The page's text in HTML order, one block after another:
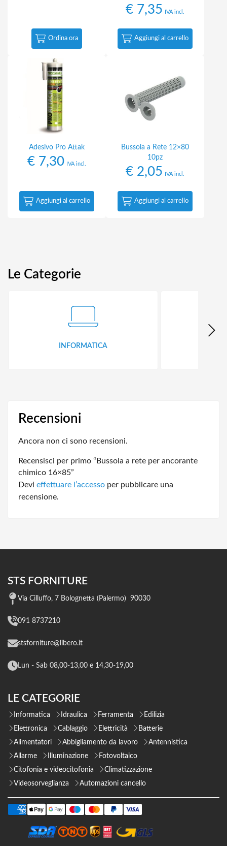
Ordina ora
€ 7,35 IVA incl.
Aggiungi al carrello
Adesivo Pro Attak
€ 7,30 IVA incl.
Aggiungi al carrello
Bussola a Rete 12×80
10pz
€ 2,05 IVA incl.
Aggiungi al carrello
Le Categorie
INFORMATICA
Recensioni
Ancora non ci sono recensioni.
Recensisci per primo “Bussola a rete per ancorante
chimico 16×85”
Devi effettuare l’accesso per pubblicare una
recensione.
STS FORNITURE
Via Cilluffo, 7 Bolognetta (Palermo) 90030
091 8737210
stsforniture@libero.it
Lun - Sab 08,00-13,00 e 14,30-19,00
LE CATEGORIE
Informatica Idraulica Ferramenta
Edilizia
Elettronica
Cablaggio Elettricità
Batterie
Alimentatori
Abbigliamento da lavoro
Antennistica
Allarme
Illuminazione
Fotovoltaico
Citofonia e videocitofonia
Climatizzazione
Videosorveglianza
Automazioni cancello